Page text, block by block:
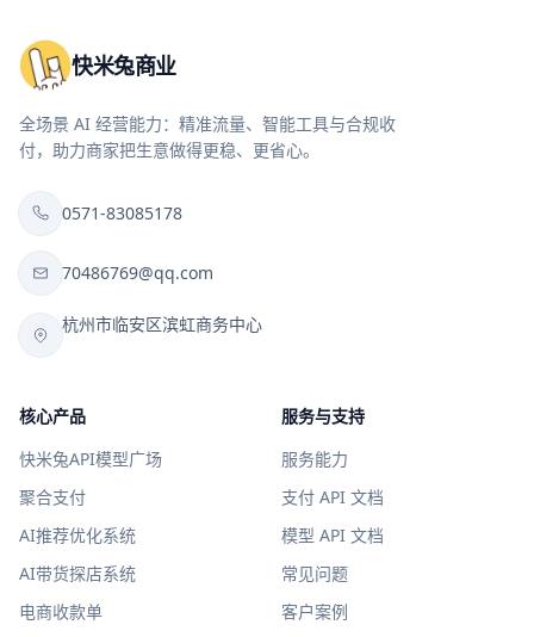
快米兔商业
全场景 AI 经营能力：精准流量、智能工具与合规收
付，助力商家把生意做得更稳、更省心。
0571-83085178
70486769@qq.com
杭州市临安区滨虹商务中心
核心产品
快米兔API模型广场
聚合支付
AI推荐优化系统
AI带货探店系统
电商收款单
服务与支持
服务能力
支付 API 文档
模型 API 文档
常见问题
客户案例